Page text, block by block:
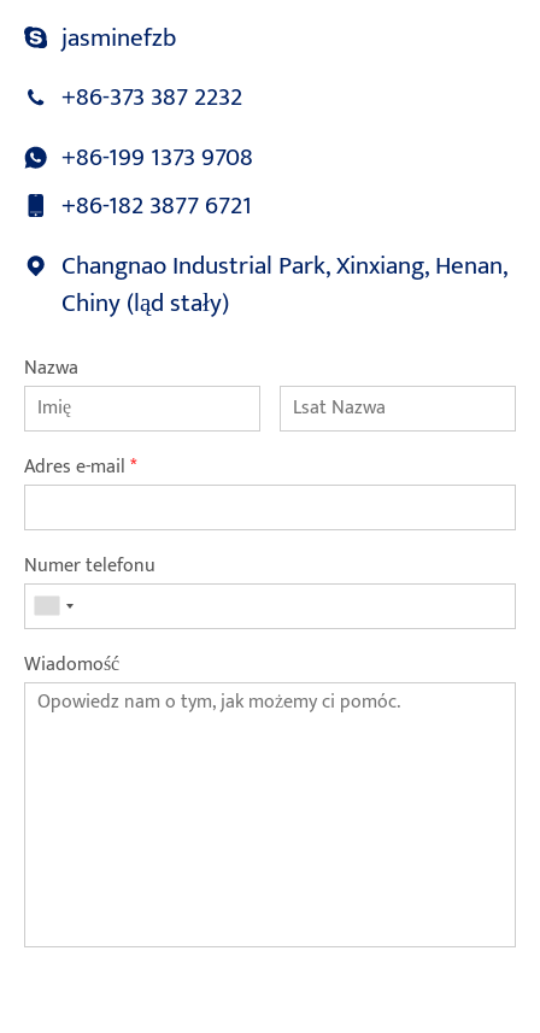
jasminefzb
+86-373 387 2232
+86-199 1373 9708
+86-182 3877 6721
Changnao Industrial Park, Xinxiang, Henan,
Chiny (ląd stały)
Nazwa
Adres e-mail*
Numer telefonu
Wiadomość